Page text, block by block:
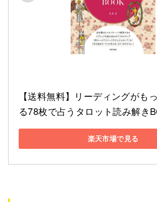
【送料無料】リーディングがも
る78枚で占うタロット読み解き
楽天市場で見る